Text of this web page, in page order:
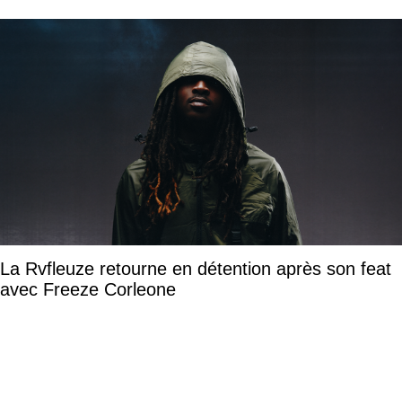
La Rvfleuze retourne en détention après son feat
avec Freeze Corleone